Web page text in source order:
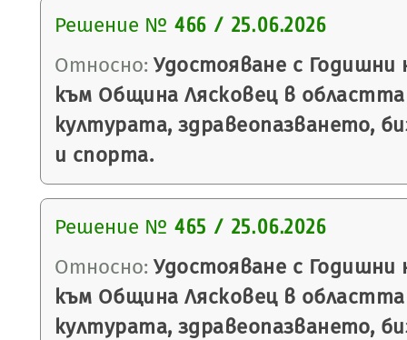
Решение № 466 / 25.06.2026
Относно: Удостояване с Годишни
към Община Лясковец в
културата, здравеопазването,
и спорта.
Решение № 465 / 25.06.2026
Относно: Удостояване с Годишни
към Община Лясковец в
културата, здравеопазването,